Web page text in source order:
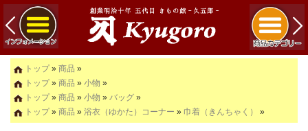
トップ» 商品 »
トップ» 商品 » 小物 »
トップ» 商品 » 小物 » バッグ »
トップ» 商品 » 浴衣（ゆかた）コーナー » 巾着（きんちゃく） »